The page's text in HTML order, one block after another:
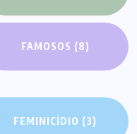
FAMOSOS (8)
FEMINICÍDIO (3)